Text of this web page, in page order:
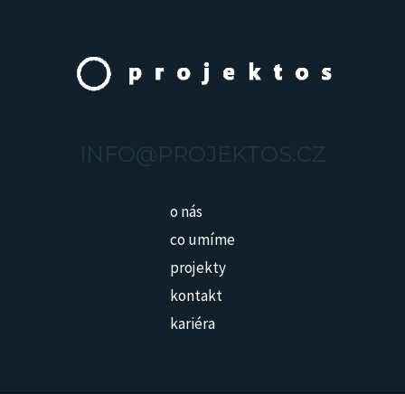
INFO@PROJEKTOS.CZ
o nás
co umíme
projekty
kontakt
kariéra